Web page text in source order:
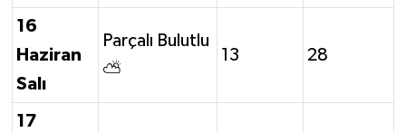
16
Haziran
Salı
Parçalı Bulutlu
⛅
13 28
17